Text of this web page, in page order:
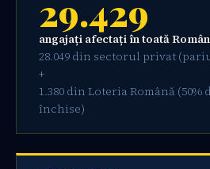
29.429
angajați afectați în toată
28.049 din sectorul privat
+
1.380 din Loteria Română
închise)